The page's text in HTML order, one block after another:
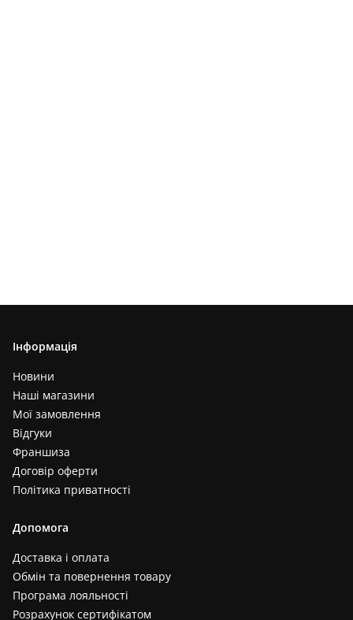
Інформація
Новини
Наші магазини
Мої замовлення
Відгуки
Франшиза
Договір оферти
Політика приватності
Допомога
Доставка і оплата
Обмін та повернення товару
Програма лояльності
Розрахунок сертифікатом